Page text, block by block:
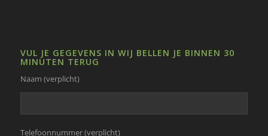
VUL JE GEGEVENS IN WIJ BELLEN JE BINNEN 30
MINUTEN TERUG
Naam (verplicht)
Telefoonnummer (verplicht)